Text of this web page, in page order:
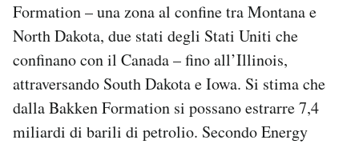
Formation – una zona al confine tra Montana e
North Dakota, due stati degli Stati Uniti che
confinano con il Canada – fino all’Illinois,
attraversando South Dakota e Iowa. Si stima che
dalla Bakken Formation si possano estrarre 7,4
miliardi di barili di petrolio. Secondo Energy